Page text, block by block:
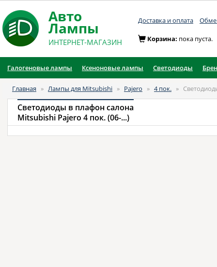
Авто
Лампы
ИНТЕРНЕТ-МАГАЗИН
Доставка и оплата
Корзина: пока пуста.
Галогеновые лампы Ксеноновые лампы Светодиоды
Главная » Лампы для Mitsubishi » Pajero » 4 пок. »
Светодиоды в плафон салона
Mitsubishi Pajero 4 пок. (06-...)